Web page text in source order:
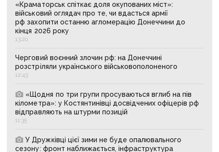
«Краматорськ спіткає доля окупованих міст»:
військовий оглядач про те, чи вдасться армії
рф захопити останню агломерацію Донеччини до
кінця 2026 року
13:20
Черговий воєнний злочин рф: на Донеччині
розстріляли українського військовополоненого
12:43
«Щодня по три групи просуваються вглиб на пів
кілометра»: у Костянтинівці досвідчених офіцерів рф
відправляють на штурми позицій
11:35
У Дружківці цієї зими не буде опалювального
сезону: фронт наближається, інфраструктура